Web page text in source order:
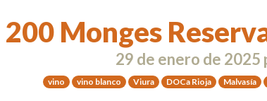
200 Monges
29 de enero de 2025
vino vino blanco Viura DOCa Rioja Malvasía